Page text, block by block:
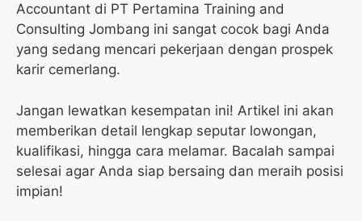
Accountant di PT Pertamina Training and
Consulting Jombang ini sangat cocok bagi Anda
yang sedang mencari pekerjaan dengan prospek
karir cemerlang.
Jangan lewatkan kesempatan ini! Artikel ini akan
memberikan detail lengkap seputar lowongan,
kualifikasi, hingga cara melamar. Bacalah sampai
selesai agar Anda siap bersaing dan meraih posisi
impian!